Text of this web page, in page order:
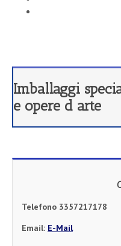
Imballaggi
e opere d arte
Telefono 3357217178
Email: E-Mail